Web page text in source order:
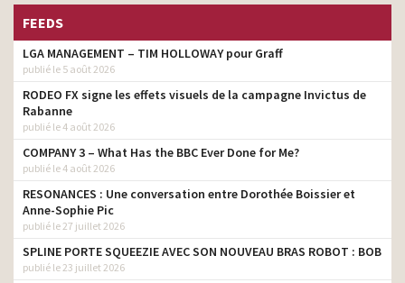
FEEDS
LGA MANAGEMENT – TIM HOLLOWAY pour Graff
publié le 5 août 2026
RODEO FX signe les effets visuels de la campagne Invictus de
Rabanne
publié le 4 août 2026
COMPANY 3 – What Has the BBC Ever Done for Me?
publié le 4 août 2026
RESONANCES : Une conversation entre Dorothée Boissier et
Anne-Sophie Pic
publié le 27 juillet 2026
SPLINE PORTE SQUEEZIE AVEC SON NOUVEAU BRAS ROBOT : BOB
publié le 23 juillet 2026